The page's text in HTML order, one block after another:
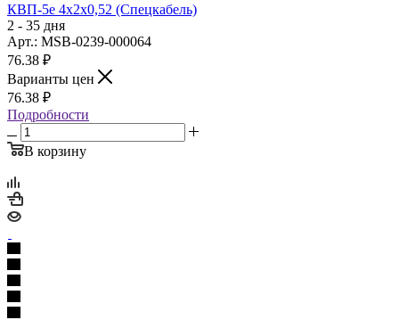
КВП-5е 4х2х0,52 (Спецкабель)
2 - 35 дня
Арт.: MSB-0239-000064
76.38 ₽
Варианты цен
76.38 ₽
Подробности
В корзину